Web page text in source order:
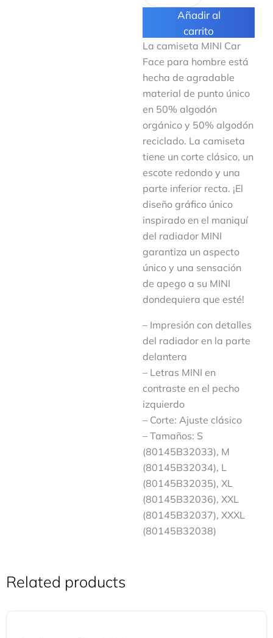
Añadir al
carrito
La camiseta MINI Car
Face para hombre está
hecha de agradable
material de punto único
en 50% algodón
orgánico y 50% algodón
reciclado. La camiseta
tiene un corte clásico, un
escote redondo y una
parte inferior recta. ¡El
diseño gráfico único
inspirado en el maniquí
del radiador MINI
garantiza un aspecto
único y una sensación
de apego a su MINI
dondequiera que esté!
– Impresión con detalles
del radiador en la parte
delantera
– Letras MINI en
contraste en el pecho
izquierdo
– Corte: Ajuste clásico
– Tamaños: S
(80145B32033), M
(80145B32034), L
(80145B32035), XL
(80145B32036), XXL
(80145B32037), XXXL
(80145B32038)
Related products